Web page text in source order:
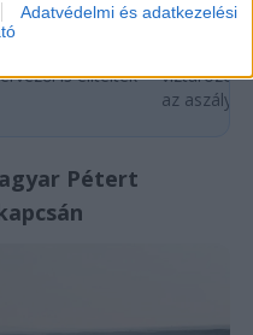
Adatvédelmi és adatkezelési
miatt
is elítélték
az
Pétert